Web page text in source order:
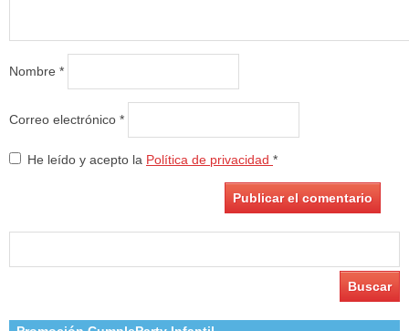
Nombre *
Correo electrónico *
He leído y acepto la Política de privacidad *